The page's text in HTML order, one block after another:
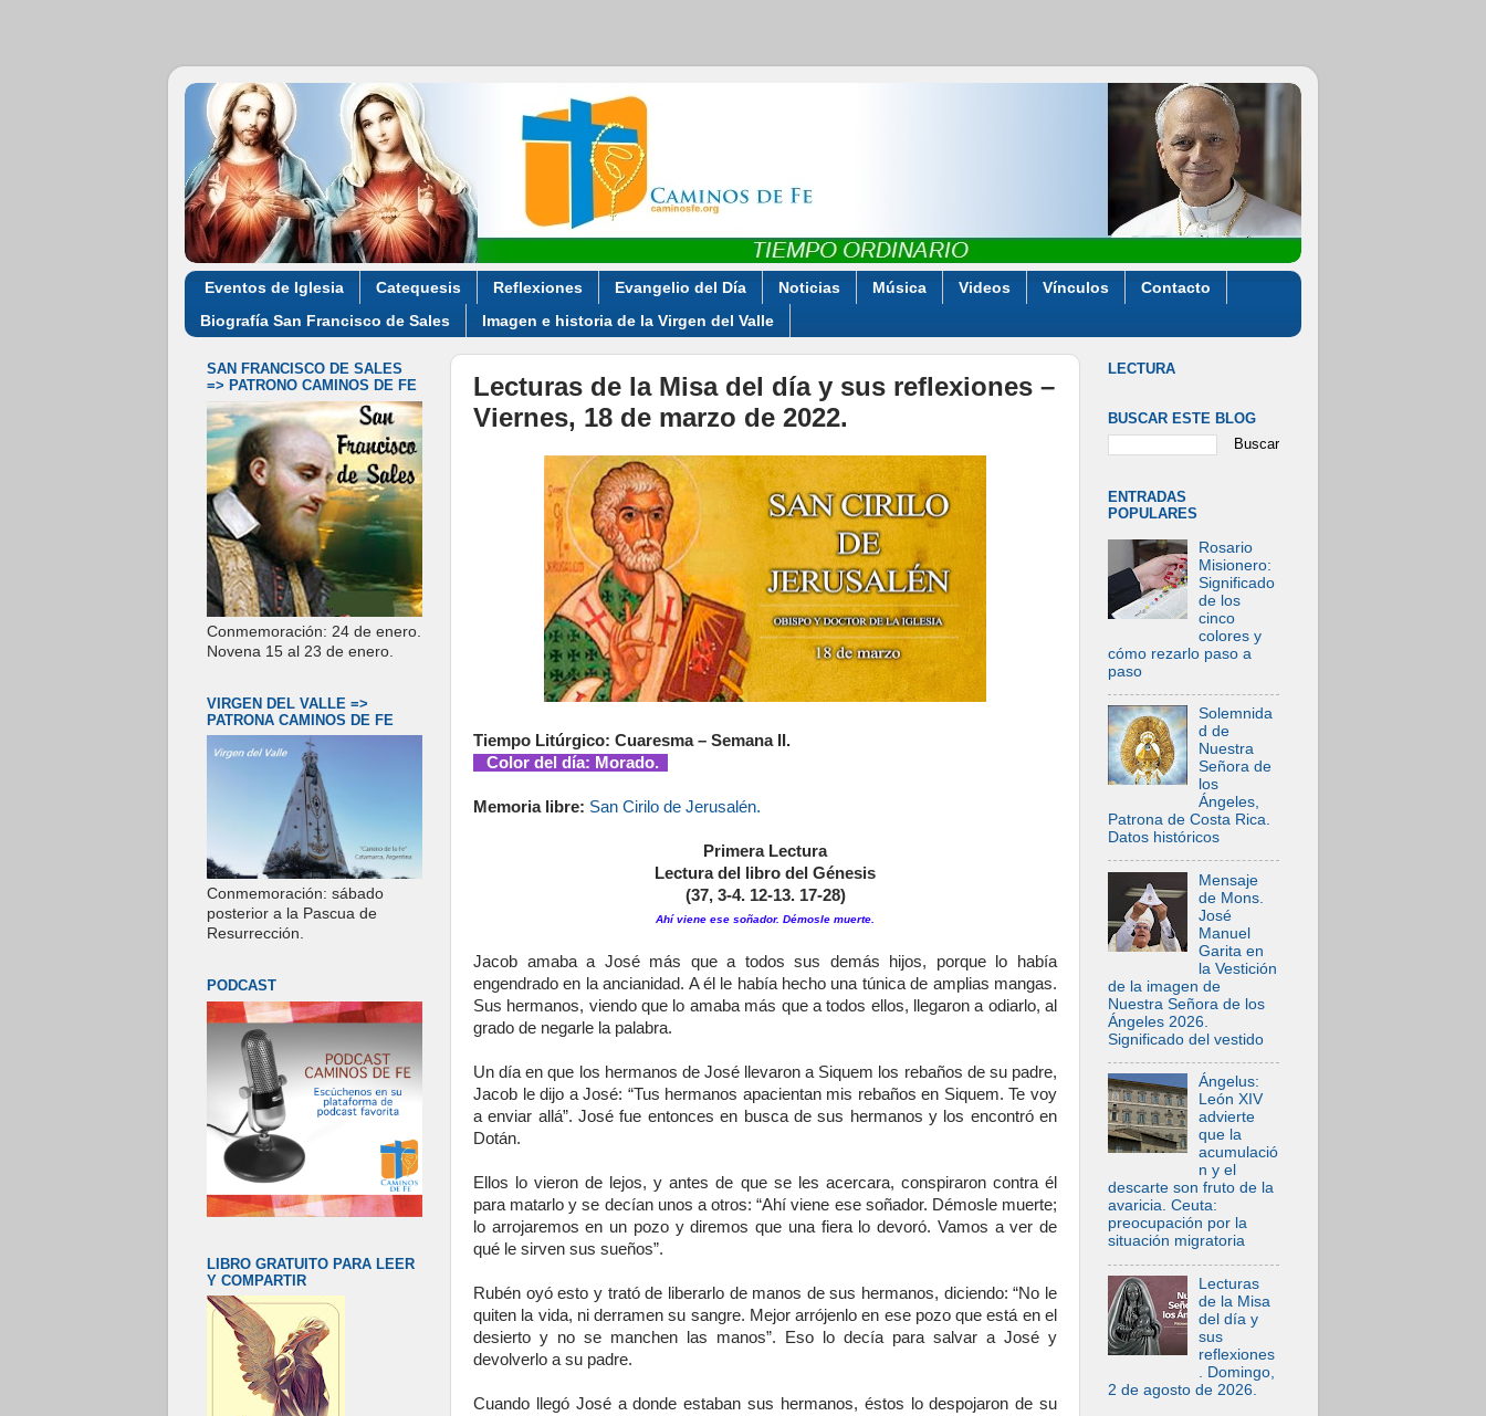
Eventos de Iglesia Catequesis Reflexiones Evangelio del Día Noticias Música Videos Vínculos
Contacto
Biografía San Francisco de Sales
Imagen e historia de la Virgen del Valle
Lecturas de la Misa del día y sus reflexiones –
Viernes, 18 de marzo de 2022.
Tiempo Litúrgico: Cuaresma – Semana II.
Color del día: Morado.
Memoria libre: San Cirilo de Jerusalén.
Primera Lectura
Lectura del libro del Génesis
(37, 3-4. 12-13. 17-28)
Ahí viene ese soñador. Démosle muerte.
Jacob amaba a José más que a todos sus demás hijos, porque lo había
engendrado en la ancianidad. A él le había hecho una túnica de amplias mangas.
Sus hermanos, viendo que lo amaba más que a todos ellos, llegaron a odiarlo, al
grado de negarle la palabra.
Un día en que los hermanos de José llevaron a Siquem los rebaños de su padre,
Jacob le dijo a José: “Tus hermanos apacientan mis rebaños en Siquem. Te voy
a enviar allá”. José fue entonces en busca de sus hermanos y los encontró en
Dotán.
Ellos lo vieron de lejos, y antes de que se les acercara, conspiraron contra él
para matarlo y se decían unos a otros: “Ahí viene ese soñador. Démosle muerte;
lo arrojaremos en un pozo y diremos que una fiera lo devoró. Vamos a ver de
qué le sirven sus sueños”.
Rubén oyó esto y trató de liberarlo de manos de sus hermanos, diciendo: “No le
quiten la vida, ni derramen su sangre. Mejor arrójenlo en ese pozo que está en el
desierto y no se manchen las manos”. Eso lo decía para salvar a José y
devolverlo a su padre.
Cuando llegó José a donde estaban sus hermanos, éstos lo despojaron de su
SAN FRANCISCO DE SALES
=> PATRONO CAMINOS DE FE
Conmemoración: 24 de enero.
Novena 15 al 23 de enero.
VIRGEN DEL VALLE =>
PATRONA CAMINOS DE FE
Conmemoración: sábado
posterior a la Pascua de
Resurrección.
PODCAST
LIBRO GRATUITO PARA LEER
Y COMPARTIR
LECTURA
BUSCAR ESTE BLOG
ENTRADAS
POPULARES
Rosario
Misionero:
Significado
de los
cinco
colores y
cómo rezarlo paso a
paso
Solemnida
d de
Nuestra
Señora de
los
Ángeles,
Patrona de Costa Rica.
Datos históricos
Mensaje
de Mons.
José
Manuel
Garita en
la Vestición
de la imagen de
Nuestra Señora de los
Ángeles 2026.
Significado del vestido
Ángelus:
León XIV
advierte
que la
acumulació
n y el
descarte son fruto de la
avaricia. Ceuta:
preocupación por la
situación migratoria
Lecturas
de la Misa
del día y
sus
reflexiones
. Domingo,
2 de agosto de 2026.